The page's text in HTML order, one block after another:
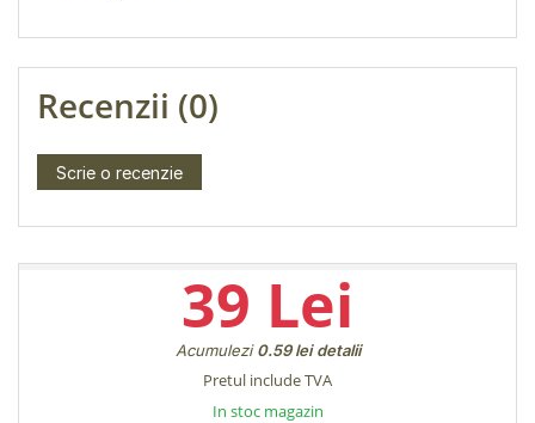
Recenzii (0)
Scrie o recenzie
39 Lei
Acumulezi0.59 lei detalii
Pretul include TVA
In stoc magazin